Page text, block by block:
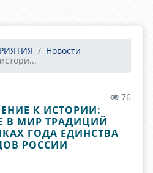
Новости
76
К ИСТОРИИ:
В МИР ТРАДИЦИЙ
ГОДА ЕДИНСТВА
РОССИИ